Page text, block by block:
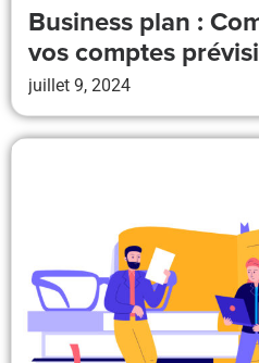
Business plan :
vos comptes
juillet 9, 2024